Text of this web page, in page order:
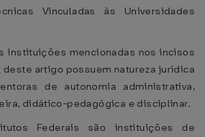
Vinculadas às Universidades
instituições mencionadas nos incisos
artigo possuem natureza jurídica
de autonomia administrativa,
didático-pedagógica e disciplinar.
Federais são instituições de